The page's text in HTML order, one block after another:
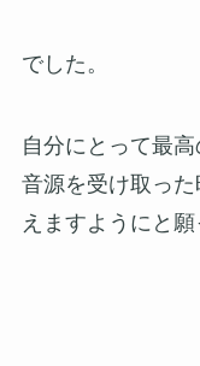
でした。
自分にとって最
音源を受け取っ
えますようにと願